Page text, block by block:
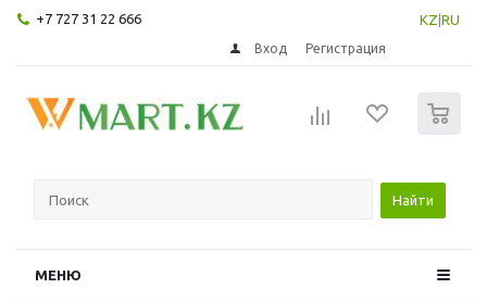
+7 727 31 22 666 KZ RU
Вход Регистрация
Найти
МЕНЮ